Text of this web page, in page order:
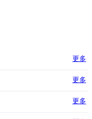
更多
更多
更多